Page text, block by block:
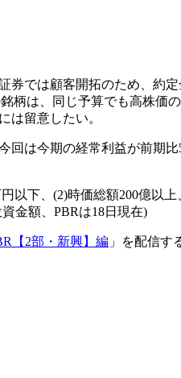
では顧客開拓のため、約
柄は、同じ予算でも高株
は留意したい。
は今期の経常利益が前期
以下、(2)時価総額200億
金額、PBRは18日現在)
【2部・新興】編 」を配信す